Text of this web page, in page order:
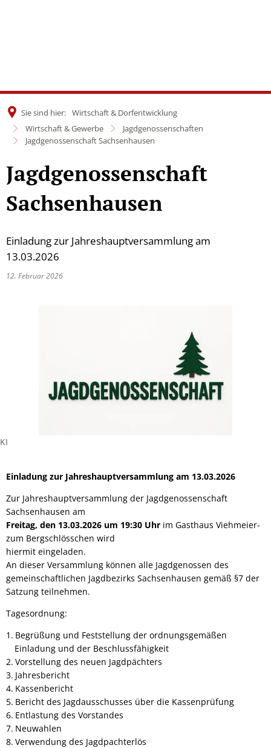
Sie sind hier: Wirtschaft & Dorfentwicklung
Wirtschaft & Gewerbe
Jagdgenossenschaften
Jagdgenossenschaft Sachsenhausen
Jagdgenossenschaft
Sachsenhausen
Einladung zur Jahreshauptversammlung am
13.03.2026
12. Februar 2026
KI
Einladung zur Jahreshauptversammlung am 13.03.2026
Zur Jahreshauptversammlung der Jagdgenossenschaft
Sachsenhausen am
Freitag, den 13.03.2026 um 19:30 Uhr im Gasthaus Viehmeier-
zum Bergschlösschen wird
hiermit eingeladen.
An dieser Versammlung können alle Jagdgenossen des
gemeinschaftlichen Jagdbezirks Sachsenhausen gemäß §7 der
Satzung teilnehmen.
Tagesordnung:
Begrüßung und Feststellung der ordnungsgemäßen
Einladung und der Beschlussfähigkeit
Vorstellung des neuen Jagdpächters
Jahresbericht
Kassenbericht
Bericht des Jagdausschusses über die Kassenprüfung
Entlastung des Vorstandes
Neuwahlen
Verwendung des Jagdpachterlös